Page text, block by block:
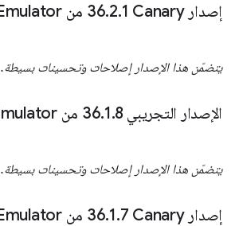
إصدار Canary‏ 36 .2.1 من Android Emulator
يتضمّن هذا الإصدار إصلاحات وتحسينات بسيطة.
الإصدار التجريبي 36 .1.8 من Android Emulator
يتضمّن هذا الإصدار إصلاحات وتحسينات بسيطة.
إصدار Canary‏ 36 .1.7 من Android Emulator